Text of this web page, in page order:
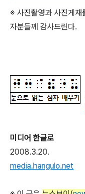
※ 사진촬영과 사진게재
자분들께 감사드린다.
미디어 한글로
2008.3.20.
media.hangulo.net